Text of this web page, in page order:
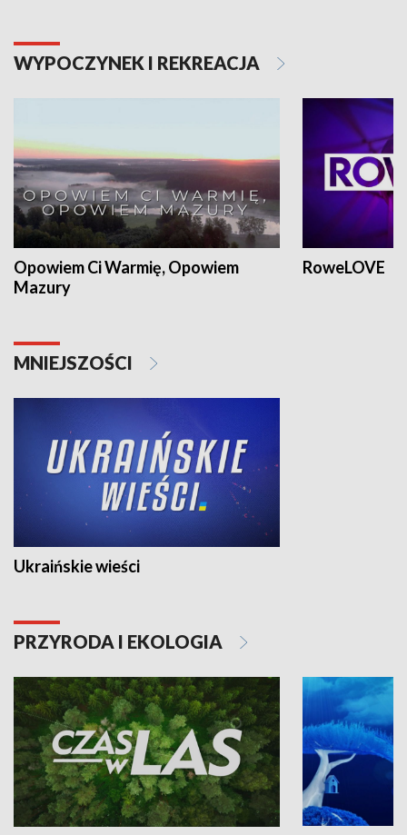
WYPOCZYNEK I REKREACJA
Opowiem Ci Warmię, Opowiem
Mazury
RoweLOVE
MNIEJSZOŚCI
Ukraińskie wieści
PRZYRODA I EKOLOGIA